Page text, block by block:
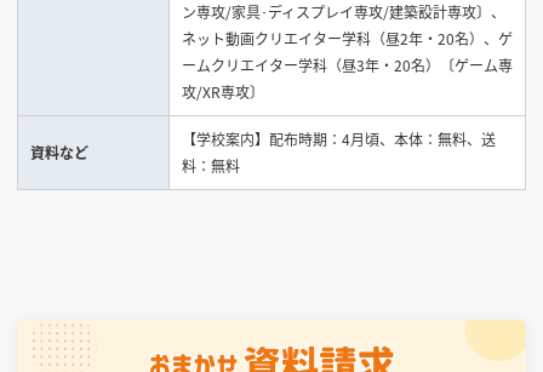
ン専攻/家具･ディスプレイ専攻/建築設計専攻〕、
ネット動画クリエイター学科（昼2年・20名）、ゲ
ームクリエイター学科（昼3年・20名）〔ゲーム専
攻/XR専攻〕
資料など
【学校案内】配布時期：4月頃、本体：無料、送
料：無料